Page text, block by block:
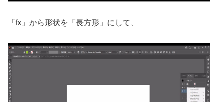
「fx」から形状を「長方形」にして、